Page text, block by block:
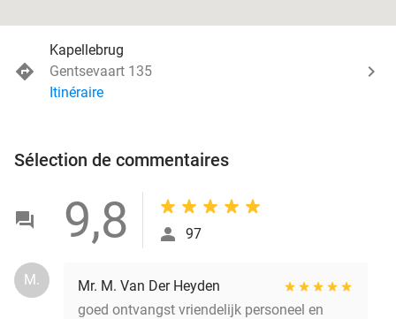
Kapellebrug
Gentsevaart 135
Itinéraire
Sélection de commentaires
9,8 97
M.
Mr. M. Van Der Heyden
goed ontvangst vriendelijk personeel en